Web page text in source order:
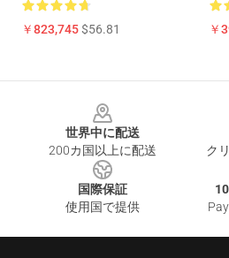
￥823,745$56.81 ￥
世界中に配送
200カ国以上に配送
ク
国際保証
使用国で提供